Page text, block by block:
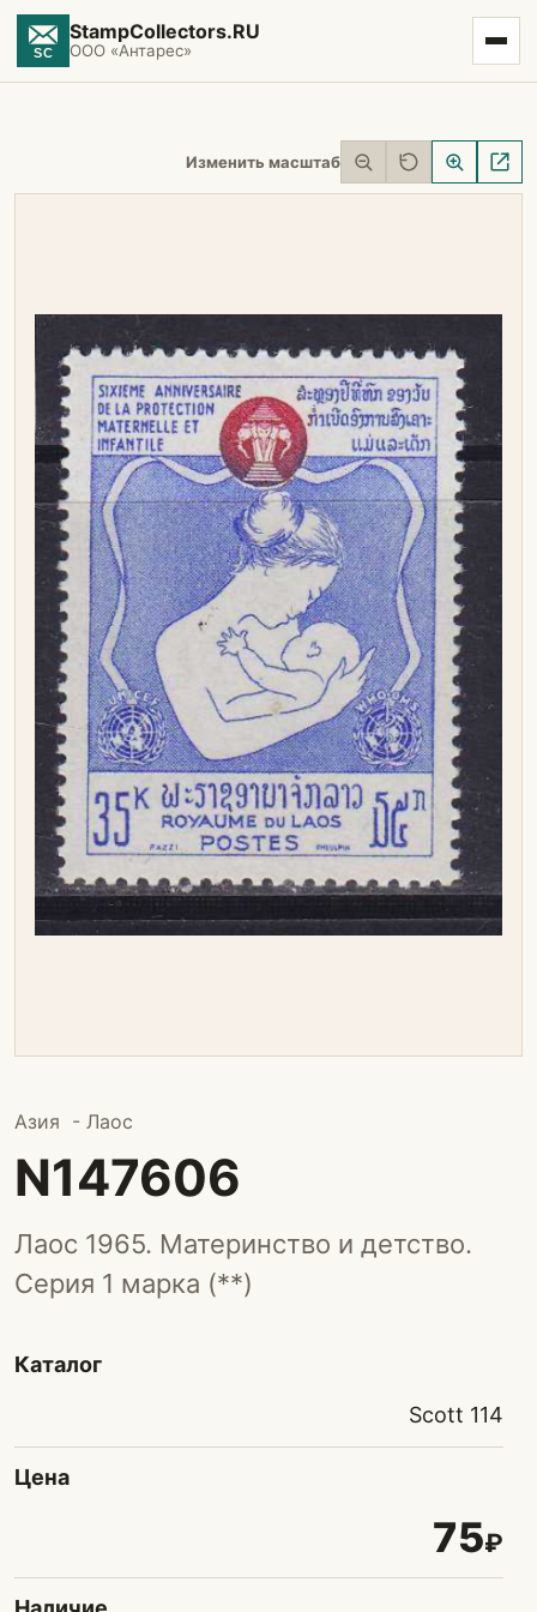
StampCollectors.RU
ООО «Антарес»
Изменить масштаб
Азия - Лаос
N147606
Лаос 1965. Материнство и детство.
Серия 1 марка (**)
Каталог
Scott 114
Цена
75₽